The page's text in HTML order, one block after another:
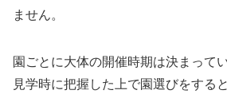
ません。
園ごとに大体の開催時期は決まって
見学時に把握した上で園選びをする